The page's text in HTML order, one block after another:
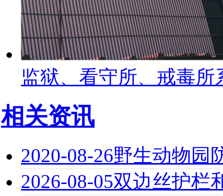
监狱、看守所、戒毒所
相关资讯
2020-08-26野生动物园
2026-08-05双边丝护栏